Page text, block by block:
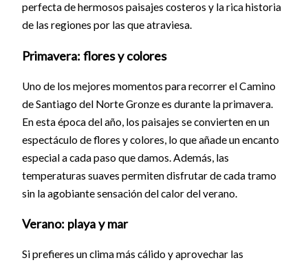
perfecta de hermosos paisajes costeros y la rica historia
de las regiones por las que atraviesa.
Primavera: flores y colores
Uno de los mejores momentos para recorrer el Camino
de Santiago del Norte Gronze es durante la primavera.
En esta época del año, los paisajes se convierten en un
espectáculo de flores y colores, lo que añade un encanto
especial a cada paso que damos. Además, las
temperaturas suaves permiten disfrutar de cada tramo
sin la agobiante sensación del calor del verano.
Verano: playa y mar
Si prefieres un clima más cálido y aprovechar las